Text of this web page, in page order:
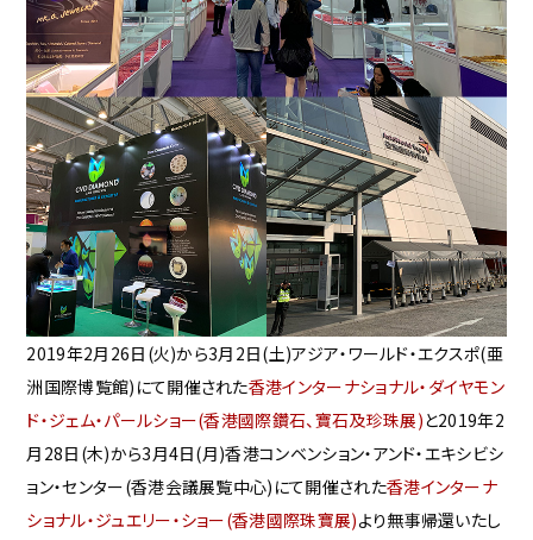
2019年2月26日(火)から3月2日(土)アジア・ワールド・エクスポ(亜
洲国際博覧館)にて開催された香港インターナショナル・ダイヤモン
ド・ジェム・パールショー(香港國際鑽石、寶石及珍珠展)と2019年2
月28日(木)から3月4日(月)香港コンベンション・アンド・エキシビシ
ョン・センター(香港会議展覧中心)にて開催された香港インターナ
ショナル・ジュエリー・ショー(香港國際珠寶展)より無事帰還いたし